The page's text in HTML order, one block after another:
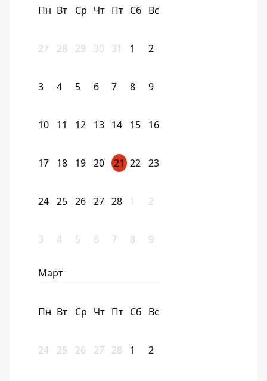
Пн Вт Ср Чт Пт Сб Вс
27 28 29 30 31 1 2
3 4 5 6 7 8 9
10 11 12 13 14 15 16
17 18 19 20 21 22 23
24 25 26 27 28 1 2
3 4 5 6 7 8 9
Март
Пн Вт Ср Чт Пт Сб Вс
24 25 26 27 28 1 2